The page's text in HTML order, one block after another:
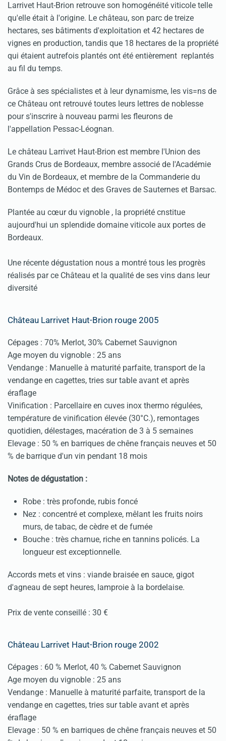
Larrivet Haut-Brion retrouve son homogénéité viticole telle
qu'elle était à l'origine. Le château, son parc de treize
hectares, ses bâtiments d'exploitation et 42 hectares de
vignes en production, tandis que 18 hectares de la propriété
qui étaient autrefois plantés ont été entièrement replantés
au fil du temps.
Grâce à ses spécialistes et à leur dynamisme, les vis=ns de
ce Château ont retrouvé toutes leurs lettres de noblesse
pour s'inscrire à nouveau parmi les fleurons de
l'appellation Pessac-Léognan.
Le château Larrivet Haut-Brion est membre l'Union des
Grands Crus de Bordeaux, membre associé de l'Académie
du Vin de Bordeaux, et membre de la Commanderie du
Bontemps de Médoc et des Graves de Sauternes et Barsac.
Plantée au cœur du vignoble , la propriété cnstitue
aujourd'hui un splendide domaine viticole aux portes de
Bordeaux.
Une récente dégustation nous a montré tous les progrès
réalisés par ce Château et la qualité de ses vins dans leur
diversité
Château Larrivet Haut-Brion rouge 2005
Cépages : 70% Merlot, 30% Cabernet Sauvignon
Age moyen du vignoble : 25 ans
Vendange : Manuelle à maturité parfaite, transport de la
vendange en cagettes, tries sur table avant et après
éraflage
Vinification : Parcellaire en cuves inox thermo régulées,
température de vinification élevée (30°C.), remontages
quotidien, délestages, macération de 3 à 5 semaines
Elevage : 50 % en barriques de chêne français neuves et 50
% de barrique d'un vin pendant 18 mois
Notes de dégustation :
Robe : très profonde, rubis foncé
Nez : concentré et complexe, mêlant les fruits noirs
murs, de tabac, de cèdre et de fumée
Bouche : très charnue, riche en tannins policés. La
longueur est exceptionnelle.
Accords mets et vins : viande braisée en sauce, gigot
d'agneau de sept heures, lamproie à la bordelaise.
Prix de vente conseillé : 30 €
Château Larrivet Haut-Brion rouge 2002
Cépages : 60 % Merlot, 40 % Cabernet Sauvignon
Age moyen du vignoble : 25 ans
Vendange : Manuelle à maturité parfaite, transport de la
vendange en cagettes, tries sur table avant et après
éraflage
Elevage : 50 % en barriques de chêne français neuves et 50